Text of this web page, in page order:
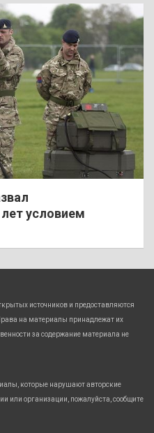
условием
источников и предоставляются
на материалы принадлежат их
за содержание материала не
которые нарушают авторские
организации, пожалуйста, сообщите